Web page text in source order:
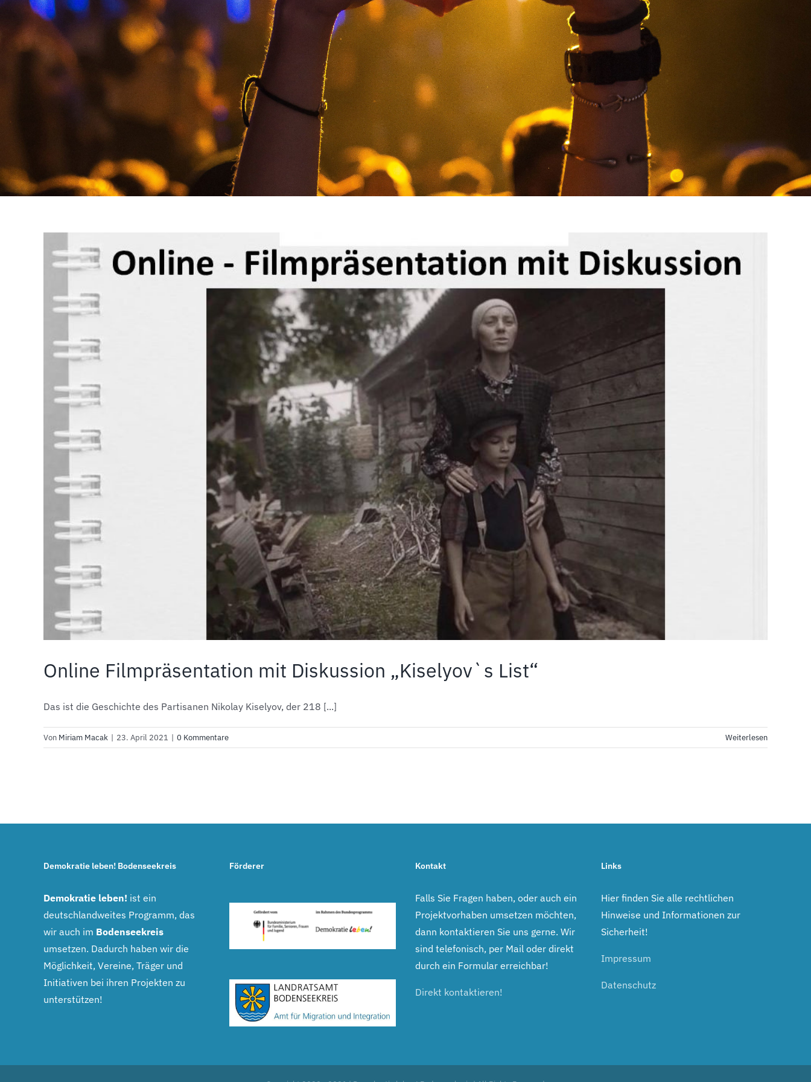
Online Filmpräsentation mit Diskussion „Kiselyov`s List“
Das ist die Geschichte des Partisanen Nikolay Kiselyov, der 218 [...]
Von Miriam Macak | 23. April 2021 | 0 Kommentare Weiterlesen
Demokratie leben! Bodenseekreis
Demokratie leben! ist ein
deutschlandweites Programm, das
wir auch im Bodenseekreis
umsetzen. Dadurch haben wir die
Möglichkeit, Vereine, Träger und
Initiativen bei ihren Projekten zu
unterstützen!
Förderer Kontakt
Falls Sie Fragen haben, oder auch ein
Projektvorhaben umsetzen möchten,
dann kontaktieren Sie uns gerne. Wir
sind telefonisch, per Mail oder direkt
durch ein Formular erreichbar!
Direkt kontaktieren!
Links
Hier finden Sie alle rechtlichen
Hinweise und Informationen zur
Sicherheit!
Impressum
Datenschutz